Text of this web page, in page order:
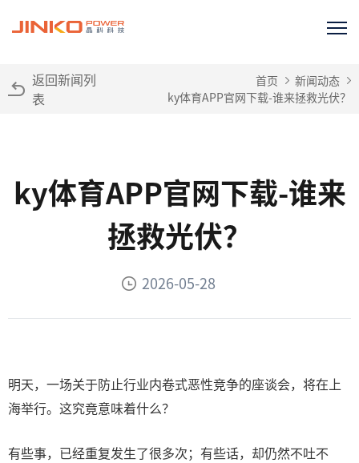
返回新闻列
表
首页
新闻动态
ky体育APP官网下载-谁来拯救光伏？
ky体育APP官网下载-谁来
拯救光伏？
2026-05-28
明天，一场关于防止行业内卷式恶性竞争的座谈会，将在上
海举行。这究竟意味着什么？
有些事，已经重复发生了很多次；有些话，却仍然不吐不